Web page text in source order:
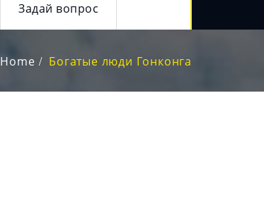
Задай вопрос
Home Богатые люди Гонконга